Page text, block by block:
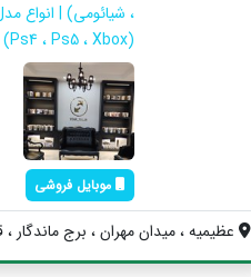
، شیائومی) | انواع
(Ps4 ، Ps5 ، Xbox)
موبایل فروشی
عظیمیه ، میدان مهران ، برج ماندگار